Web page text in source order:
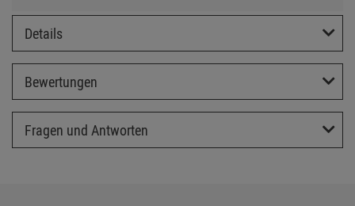
Details
Bewertungen
Fragen und Antworten